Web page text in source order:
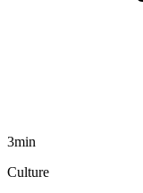
3min
Culture